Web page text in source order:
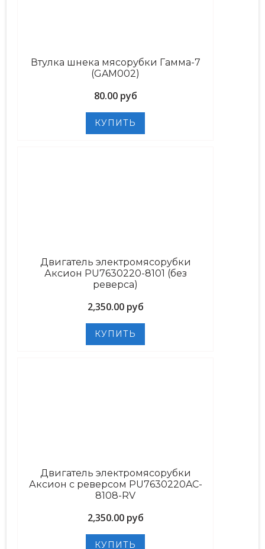
Втулка шнека мясорубки Гамма-7
(GAM002)
80.00 руб
Двигатель электромясорубки
Аксион PU7630220-8101 (без
реверса)
2,350.00 руб
Двигатель электромясорубки
Аксион с реверсом PU7630220AC-
8108-RV
2,350.00 руб